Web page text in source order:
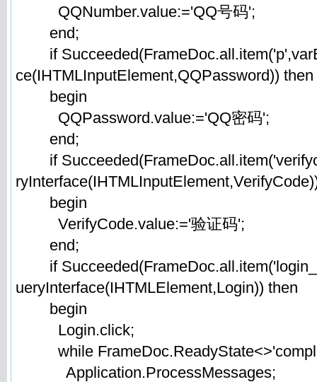
QQNumber.value:='QQ号码';
end;
if
ce(IHTMLInputElement,QQPassword)) then
begin
QQPassword.value:='QQ密码';
end;
if
begin
VerifyCode.value:='验证码';
end;
if
ueryInterface(IHTMLElement,Login)) then
begin
Login.click;
while
Application.ProcessMessages;